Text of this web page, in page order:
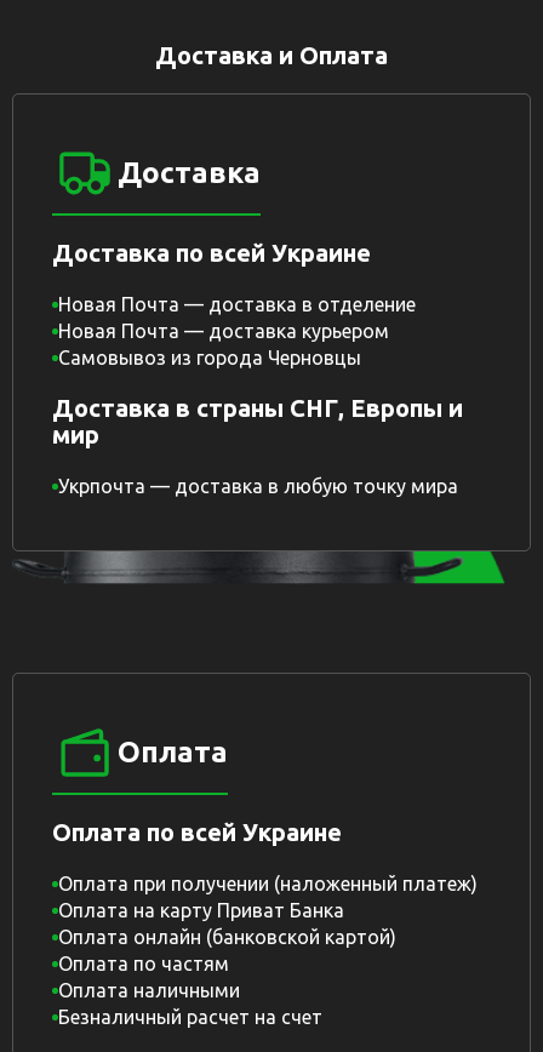
Доставка и Оплата
Доставка
Доставка по всей Украине
Новая Почта — доставка в отделение
Новая Почта — доставка курьером
Самовывоз из города Черновцы
Доставка в страны СНГ, Европы и
мир
Укрпочта — доставка в любую точку мира
Оплата
Оплата по всей Украине
Оплата при получении (наложенный платеж)
Оплата на карту Приват Банка
Оплата онлайн (банковской картой)
Оплата по частям
Оплата наличными
Безналичный расчет на счет